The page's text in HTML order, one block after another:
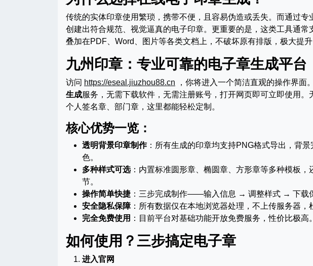
传统的实体印章使用繁琐，携带不便，且容易伪造或丢失。而通过专
创建出符合规范、视觉逼真的电子印章。更重要的是，这类工具通
叠加在PDF、Word、图片等各类文档上，不破坏原有排版，极大提升
九州印章：专业可靠的电子章生成平台
访问 https://eseal.jiuzhou88.cn ，你将进入一个简洁直观的操作界面
生成服务，无需下载软件，无需注册账号，打开网页即可立即使用
个人签名章、部门章，这里都能轻松定制。
核心优势一览：
透明背景印章制作：所有生成的印章均支持PNG格式导出，背
色。
多种样式可选：内置标准圆形章、椭圆章、方形章等多种模板
节。
操作简单快捷 ：三步完成制作——输入信息 → 调整样式 → 下载
安全隐私保障：所有数据仅在本地浏览器处理，不上传服务器，
完全免费使用 ：目前平台对基础功能开放免费服务，性价比极高。
如何使用？三步搞定电子章
进入官网